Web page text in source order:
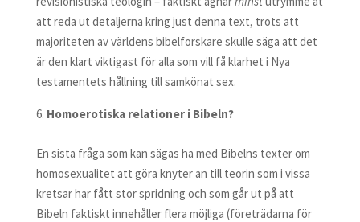
att reda ut detaljerna kring just denna text, trots att
majoriteten av världens bibelforskare skulle säga att det
är den klart viktigast för alla som vill få klarhet i Nya
testamentets hållning till samkönat sex.
Homoerotiska relationer i Bibeln?
En sista fråga som kan sägas ha med Bibelns texter om
homosexualitet att göra knyter an till teorin som i vissa
kretsar har fått stor spridning och som går ut på att
Bibeln faktiskt innehåller flera möjliga (företrädarna för